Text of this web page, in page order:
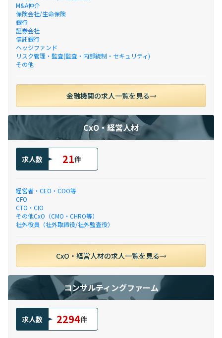
M&A仲介
保険会社/生命保険
銀行
証券会社
信託銀行
ヘッジファンド
リスク管理・監査(監査・内部統制・セキュリティ)
その他
金融機関の求人一覧を見る
CxO・経営人材
求人数 21件
経営者・CEO・COO等
CFO
CTO・CIO
その他CxO（CMO・CHRO等）
社外役員（社外取締役/社外監査役）
CxO・経営人材の求人一覧を見る
コンサルティングファーム
求人数 2294件